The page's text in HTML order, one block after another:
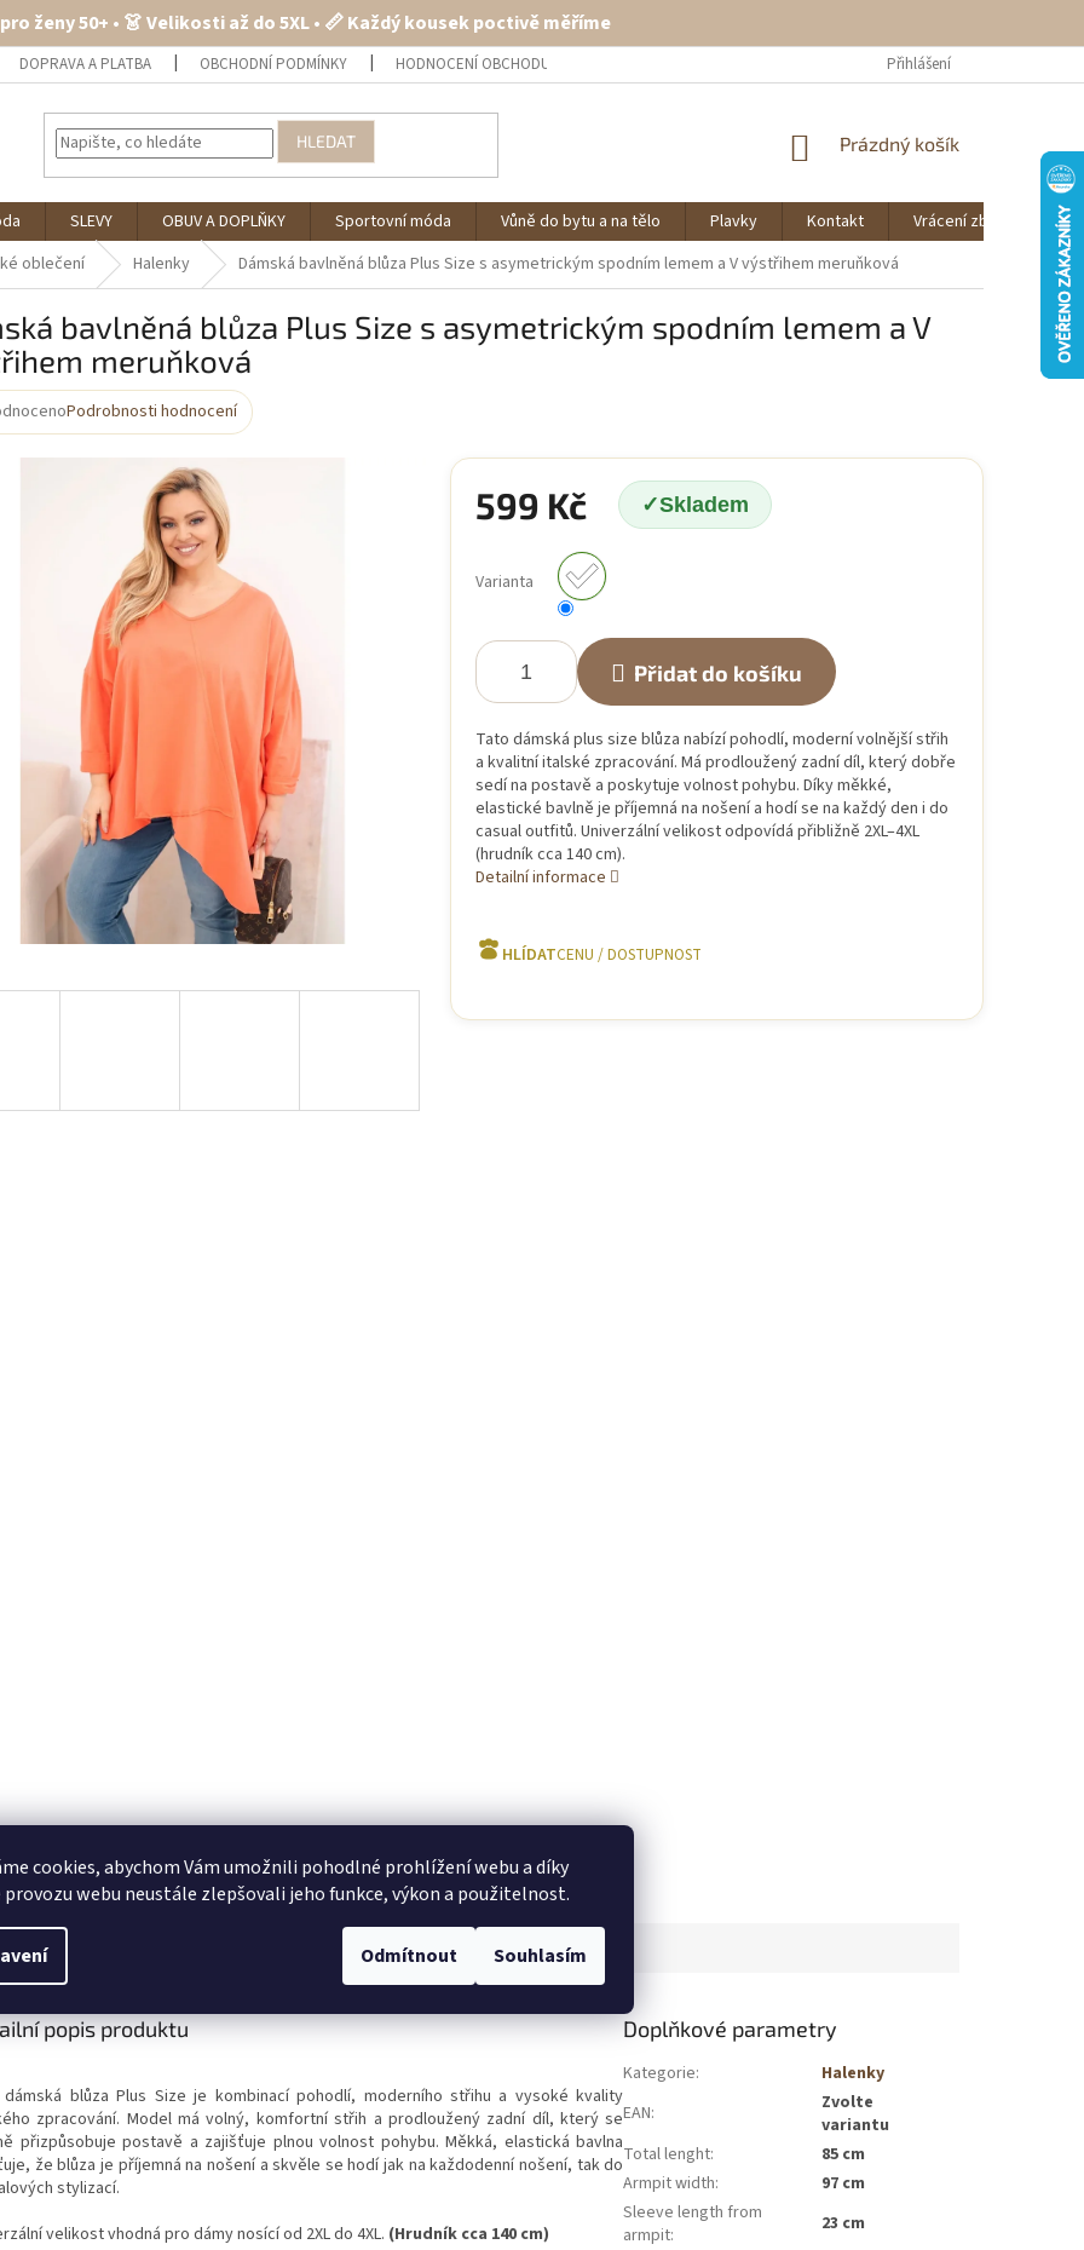
ženy 50+ • 👗 Velikosti až do 5XL • 📏 Každý kousek poctivě měříme
cookies, abychom Vám umožnili pohodlné prohlížení webu a díky
provozu webu neustále zlepšovali jeho funkce, výkon a použitelnost.
Odmítnout Souhlasím
DOPRAVA A PLATBA OBCHODNÍ PODMÍNKY HODNOCENÍ OBCHODU Přihlášení
HLEDAT
NÁKUPNÍ
Prázdný košík
SLEVY OBUV A DOPLŇKY Sportovní móda Vůně do bytu a na tělo Plavky Kontakt Vrácení zboží
O
oblečení Halenky Dámská bavlněná blůza Plus Size s asymetrickým spodním lemem a V výstřihem meruňková
bavlněná blůza Plus Size s asymetrickým spodním lemem a V
meruňková
Podrobnosti hodnocení
599 Kč Skladem
cena:
Varianta
Přidat do košíku
Tato dámská plus size blůza nabízí pohodlí, moderní volnější střih
a kvalitní italské zpracování. Má prodloužený zadní díl, který dobře
sedí na postavě a poskytuje volnost pohybu. Díky měkké,
elastické bavlně je příjemná na nošení a hodí se na každý den i do
casual outfitů. Univerzální velikost odpovídá přibližně 2XL–4XL
(hrudník cca 140 cm).
Detailní informace
HLÍDAT
popis produktu
dámská blůza Plus Size je kombinací pohodlí, moderního střihu a vysoké kvality
zpracování. Model má volný, komfortní střih a prodloužený zadní díl, který se
přizpůsobuje postavě a zajišťuje plnou volnost pohybu. Měkká, elastická bavlna
že blůza je příjemná na nošení a skvěle se hodí jak na každodenní nošení, tak do
stylizací.
velikost vhodná pro dámy nosící od 2XL do 4XL. (Hrudník cca 140 cm)
Doplňkové parametry
Kategorie:
Halenky
EAN:
Zvolte
variantu
Total lenght:
85 cm
Armpit width:
97 cm
Sleeve length from
armpit:
23 cm